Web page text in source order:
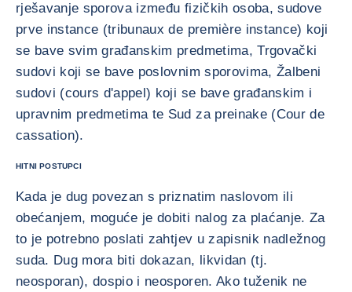
rješavanje sporova između fizičkih osoba, sudove
prve instance (tribunaux de première instance) koji
se bave svim građanskim predmetima, Trgovački
sudovi koji se bave poslovnim sporovima, Žalbeni
sudovi (cours d'appel) koji se bave građanskim i
upravnim predmetima te Sud za preinake (Cour de
cassation).
HITNI POSTUPCI
Kada je dug povezan s priznatim naslovom ili
obećanjem, moguće je dobiti nalog za plaćanje. Za
to je potrebno poslati zahtjev u zapisnik nadležnog
suda. Dug mora biti dokazan, likvidan (tj.
neosporan), dospio i neosporen. Ako tuženik ne